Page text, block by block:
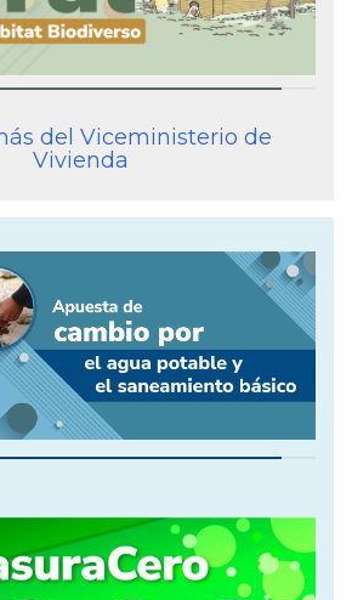
del Viceministerio de
Vivienda